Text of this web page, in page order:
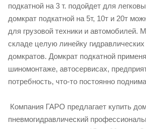
подкатной на 3 т. подойдет для
домкрат подкатной на 5т, 10т и 20т
для грузовой техники и автомобилей.
складе целую линейку
домкратов. Домкрат подкатной
шиномонтаже, автосервисах,
потребность, что-то постоянно
Компания ГАРО предлагает купить
пневмогидравлический